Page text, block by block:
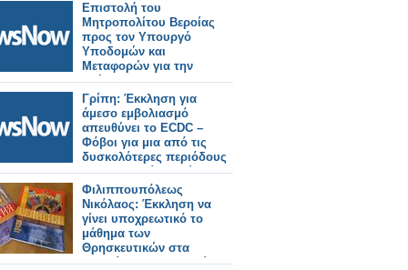
Επιστολή του
Μητροπολίτου Βεροίας
προς τον Υπουργό
Υποδομών και
Μεταφορών για την
επέκταση του
προαστιακού
σιδηροδρόμου.
Γρίπη: Έκκληση για
άμεσο εμβολιασμό
απευθύνει το ECDC –
Φόβοι για μια από τις
δυσκολότερες περιόδους
των τελευταίων ετών
Φιλιππουπόλεως
Νικόλαος: Έκκληση να
γίνει υποχρεωτικό το
μάθημα των
Θρησκευτικών στα
σχολεία της Βουλγαρίας